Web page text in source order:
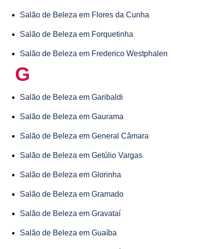
Salão de Beleza em Flores da Cunha
Salão de Beleza em Forquetinha
Salão de Beleza em Frederico Westphalen
G
Salão de Beleza em Garibaldi
Salão de Beleza em Gaurama
Salão de Beleza em General Câmara
Salão de Beleza em Getúlio Vargas
Salão de Beleza em Glorinha
Salão de Beleza em Gramado
Salão de Beleza em Gravataí
Salão de Beleza em Guaíba